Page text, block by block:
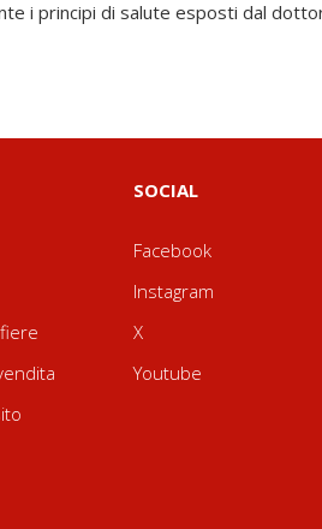
SOCIAL
Facebook
Instagram
X
Youtube